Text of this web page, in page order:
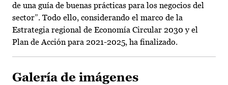
de una guía de buenas prácticas para los negocios del
sector”. Todo ello, considerando el marco de la
Estrategia regional de Economía Circular 2030 y el
Plan de Acción para 2021-2025, ha finalizado.
Galería de imágenes